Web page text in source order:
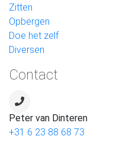
Zitten
Opbergen
Doe het zelf
Diversen
Contact
Peter van Dinteren
+31 6 23 88 68 73